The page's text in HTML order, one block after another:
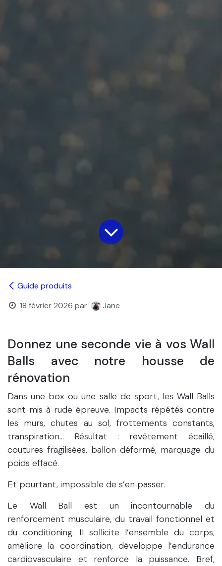
Guide produits
18 février 2026 par Jane
Donnez une seconde vie à vos Wall
Balls avec notre housse de
rénovation
Dans une box ou une salle de sport, les Wall Balls
sont mis à rude épreuve. Impacts répétés contre
les murs, chutes au sol, frottements constants,
transpiration… Résultat : revêtement écaillé,
coutures fragilisées, ballon déformé, marquage du
poids effacé.
Et pourtant, impossible de s’en passer.
Le Wall Ball est un incontournable du
renforcement musculaire, du travail fonctionnel et
du conditioning. Il sollicite l’ensemble du corps,
améliore la coordination, développe l’endurance
cardiovasculaire et renforce la puissance. Bref,